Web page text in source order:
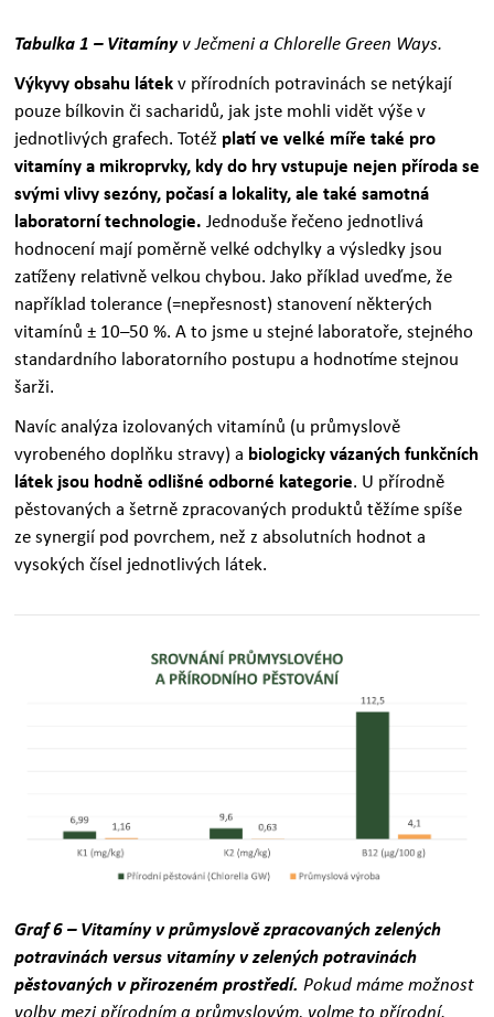
Tabulka 1 – Vitamínyv Ječmeni a Chlorelle Green Ways.
Výkyvy obsahu látek v přírodních potravinách se netýkají
pouze bílkovin či sacharidů, jak jste mohli vidět výše v
jednotlivých grafech. Totéž platí ve velké míře také pro
vitamíny a mikroprvky, kdy do hry vstupuje nejen příroda se
svými vlivy sezóny, počasí a lokality, ale také samotná
laboratorní technologie. Jednoduše řečeno jednotlivá
hodnocení mají poměrně velké odchylky a výsledky jsou
zatíženy relativně velkou chybou. Jako příklad uveďme, že
například tolerance (=nepřesnost) stanovení některých
vitamínů ± 10–50 %. A to jsme u stejné laboratoře, stejného
standardního laboratorního postupu a hodnotíme stejnou
šarži.
Navíc analýza izolovaných vitamínů (u průmyslově
vyrobeného doplňku stravy) a biologicky vázaných funkčních
látek jsou hodně odlišné odborné kategorie. U přírodně
pěstovaných a šetrně zpracovaných produktů těžíme spíše
ze synergií pod povrchem, než z absolutních hodnot a
vysokých čísel jednotlivých látek.
Graf 6 – Vitamíny v průmyslově zpracovaných zelených
potravinách versus vitamíny v zelených potravinách
pěstovaných v přirozeném prostředí. Pokud máme možnost
volby mezi přírodním a průmyslovým, volme to přírodní.